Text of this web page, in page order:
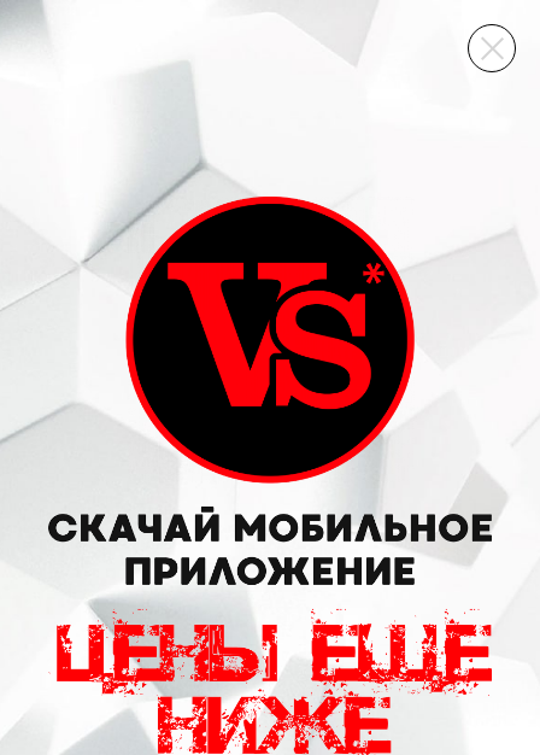
ВИННЫЙ СКЛАД